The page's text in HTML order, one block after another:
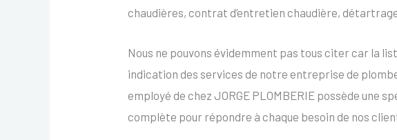
chaudières, contrat d’entretien chaudière,
Nous ne pouvons évidemment pas tous citer car la
indication des services de notre entreprise de
employé de chez JORGE PLOMBERIE possède une
complète pour répondre à chaque besoin de nos